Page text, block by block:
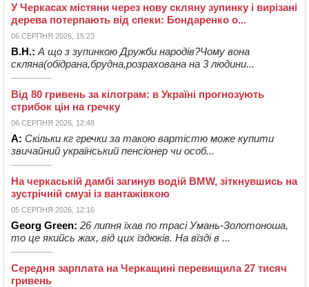
У Черкасах містяни через нову скляну зупинку і вирізані
дерева потерпають від спеки: Бондаренко о...
06 СЕРПНЯ 2026, 15:23
В.Н.: А що з зупинкою Дружби народів?Чому вона
скляна(обідрана,брудна,розрахована на 3 людини...
Від 80 гривень за кілограм: в Україні прогнозують
стрибок цін на гречку
06 СЕРПНЯ 2026, 12:48
А: Скільки кг гречки за такою вартістю може купити
звичайний український пенсіонер чи особ...
На черкаській дамбі загинув водій BMW, зіткнувшись на
зустрічній смузі із вантажівкою
05 СЕРПНЯ 2026, 12:16
Georg Green: 26 липня їхав по трасі Умань-Золотоноша,
то це якийсь жах, від цих їздюків. На вїзді в ...
Середня зарплата на Черкащині перевищила 27 тисяч
гривень